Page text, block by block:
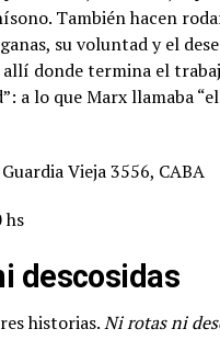
También hacen
su voluntad y el
allí donde termina el
a lo que Marx llamaba
Vieja 3556, CABA
hs
descosidas
historias.Ni rotas ni